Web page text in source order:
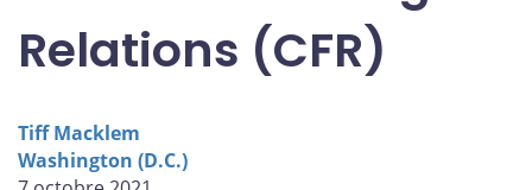
Relations (CFR)
Tiff Macklem
Washington (D.C.)